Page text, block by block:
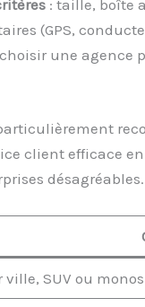
: taille, boîte
(GPS,
une agence
client efficace
désagréables.
SUV ou